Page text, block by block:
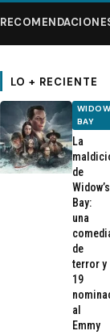
LO + RECIENTE
BAY
La
de
Widow’s
Bay:
una
de
terror y
19
al
Emmy